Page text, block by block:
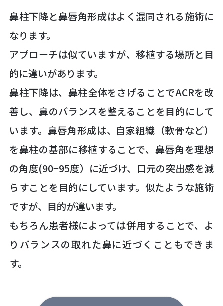
鼻柱下降と鼻唇角形成はよく混同される施術に
なります。
アプローチは似ていますが、移植する場所と目
的に違いがあります。
鼻柱下降は、鼻柱全体をさげることでACRを改
善し、鼻のバランスを整えることを目的にして
います。鼻唇角形成は、自家組織（軟骨など）
を鼻柱の基部に移植することで、鼻唇角を理想
の角度(90−95度）に近づけ、口元の突出感を減
らすことを目的にしています。似たような施術
ですが、目的が違います。
もちろん患者様によっては併用することで、よ
りバランスの取れた鼻に近づくこともできま
す。